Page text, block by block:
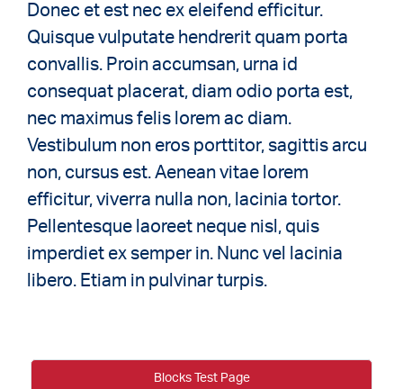
Donec et est nec ex eleifend efficitur.
Quisque vulputate hendrerit quam porta
convallis. Proin accumsan, urna id
consequat placerat, diam odio porta est,
nec maximus felis lorem ac diam.
Vestibulum non eros porttitor, sagittis arcu
non, cursus est. Aenean vitae lorem
efficitur, viverra nulla non, lacinia tortor.
Pellentesque laoreet neque nisl, quis
imperdiet ex semper in. Nunc vel lacinia
libero. Etiam in pulvinar turpis.
Blocks Test Page